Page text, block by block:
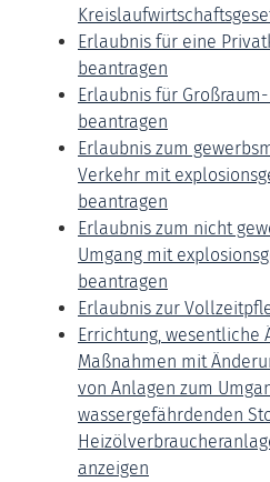
Erlaubnis für eine
beantragen
Erlaubnis für
beantragen
Erlaubnis zum
Verkehr mit
beantragen
Erlaubnis zum nicht
Umgang mit
beantragen
Erlaubnis zur
Errichtung, wesentliche
Maßnahmen mit
von Anlagen zum
wassergefährdenden
anzeigen